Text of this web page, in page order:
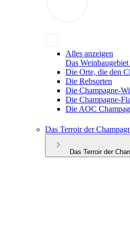
Alles anzeigen
Das
Die Orte, die den
Die Rebsorten
Die Champagne-
Die Champagne-
Die AOC
Das Terroir der
Das Terroir der